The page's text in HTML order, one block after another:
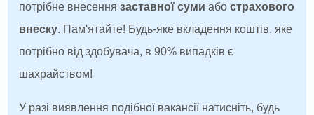
потрібне внесеннязаставної суми абострахового
внеску. Пам'ятайте! Будь-яке вкладення коштів, яке
потрібно від здобувача, в 90% випадків є
шахрайством!
У разі виявлення подібної вакансії натисніть, будь